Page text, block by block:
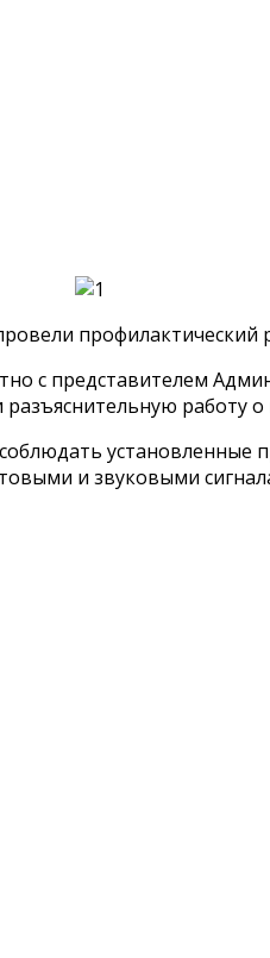
профилактический
с представителем
работу
установленные
и звуковыми